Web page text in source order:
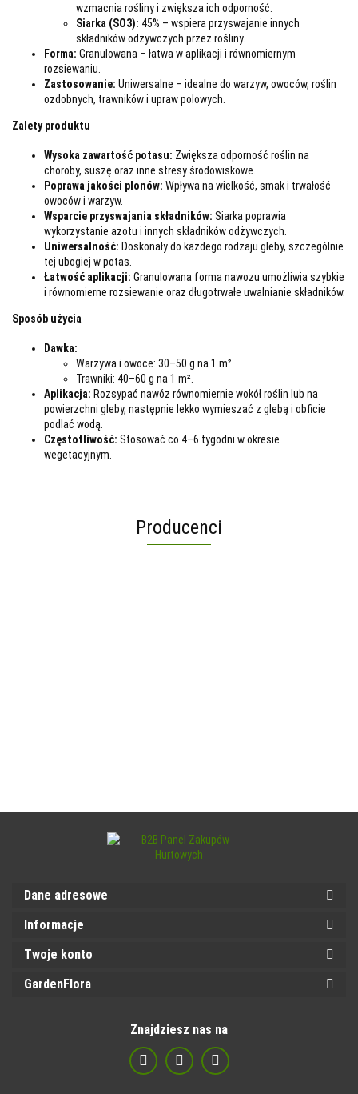
wzmacnia rośliny i zwiększa ich odporność.
Siarka (SO3): 45% – wspiera przyswajanie innych
składników odżywczych przez rośliny.
Forma: Granulowana – łatwa w aplikacji i równomiernym
rozsiewaniu.
Zastosowanie: Uniwersalne – idealne do warzyw, owoców, roślin
ozdobnych, trawników i upraw polowych.
Zalety produktu
Wysoka zawartość potasu: Zwiększa odporność roślin na
choroby, suszę oraz inne stresy środowiskowe.
Poprawa jakości plonów: Wpływa na wielkość, smak i trwałość
owoców i warzyw.
Wsparcie przyswajania składników: Siarka poprawia
wykorzystanie azotu i innych składników odżywczych.
Uniwersalność: Doskonały do każdego rodzaju gleby, szczególnie
tej ubogiej w potas.
Łatwość aplikacji: Granulowana forma nawozu umożliwia szybkie
i równomierne rozsiewanie oraz długotrwałe uwalnianie składników.
Sposób użycia
Dawka:
Warzywa i owoce: 30–50 g na 1 m².
Trawniki: 40–60 g na 1 m².
Aplikacja: Rozsypać nawóz równomiernie wokół roślin lub na
powierzchni gleby, następnie lekko wymieszać z glebą i obficie
podlać wodą.
Częstotliwość: Stosować co 4–6 tygodni w okresie
wegetacyjnym.
Producenci
Dane adresowe
Informacje
Twoje konto
GardenFlora
Znajdziesz nas na